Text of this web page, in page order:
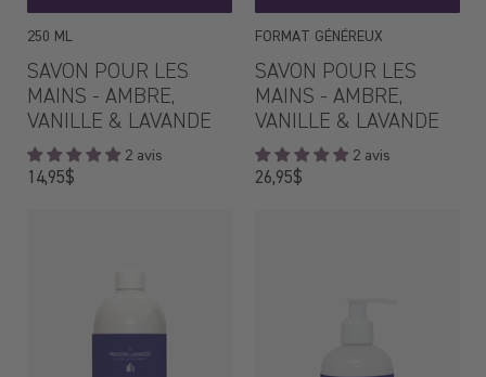
250 ML
SAVON POUR LES
MAINS - AMBRE,
VANILLE & LAVANDE
2 avis
14,95$Prix
FORMAT GÉNÉREUX
SAVON POUR LES
MAINS - AMBRE,
VANILLE & LAVANDE
2 avis
26,95$Prix